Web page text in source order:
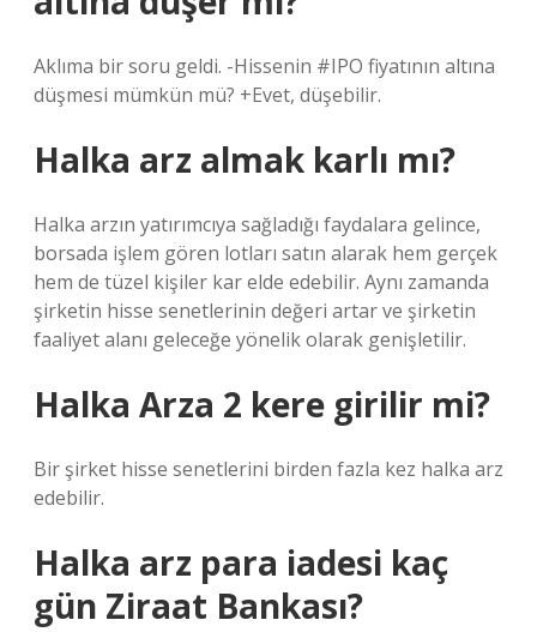
Aklıma bir soru geldi. -Hissenin #IPO fiyatının altına
düşmesi mümkün mü? +Evet, düşebilir.
Halka arz almak karlı mı?
Halka arzın yatırımcıya sağladığı faydalara gelince,
borsada işlem gören lotları satın alarak hem gerçek
hem de tüzel kişiler kar elde edebilir. Aynı zamanda
şirketin hisse senetlerinin değeri artar ve şirketin
faaliyet alanı geleceğe yönelik olarak genişletilir.
Halka Arza 2 kere girilir mi?
Bir şirket hisse senetlerini birden fazla kez halka arz
edebilir.
Halka arz para iadesi kaç
gün Ziraat Bankası?